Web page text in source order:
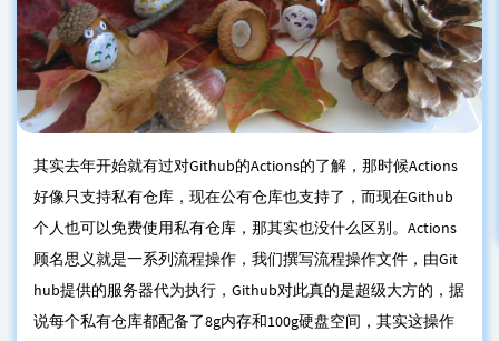
其实去年开始就有过对Github的Actions的了解，那时候Actions
好像只支持私有仓库，现在公有仓库也支持了，而现在Github
个人也可以免费使用私有仓库，那其实也没什么区别。Actions
顾名思义就是一系列流程操作，我们撰写流程操作文件，由Git
hub提供的服务器代为执行，Github对此真的是超级大方的，据
说每个私有仓库都配备了8g内存和100g硬盘空间，其实这操作